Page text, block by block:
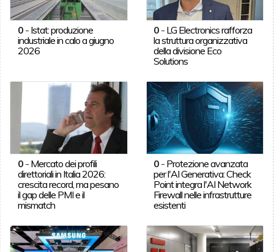
0- Istat: produzione
industriale in calo a giugno
2026
0 - LG Electronics rafforza
la struttura organizzativa
della divisione Eco
Solutions
0- Mercato dei profili
direttoriali in Italia 2026:
crescita record, ma pesano
il gap delle PMI e il
mismatch
0 - Protezione avanzata
per l'AI Generativa: Check
Point integra l'AI Network
Firewall nelle infrastrutture
esistenti